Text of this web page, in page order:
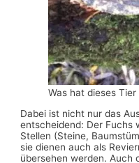
Was hat dieses Tier
Dabei ist nicht nur das
entscheidend: Der Fuchs
Stellen (Steine,
sie dienen auch als
übersehen werden. Auch